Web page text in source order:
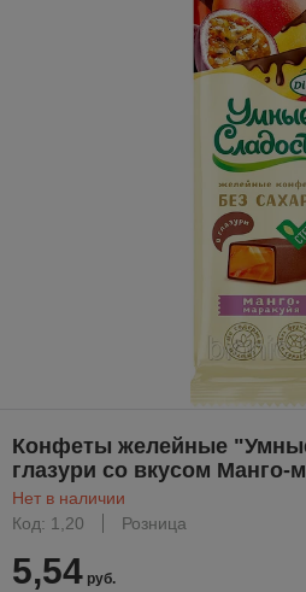
Конфеты желейные
глазури со вкусом Манго-
Нет в наличии
Код: 1,20
Розница
5,54 руб.